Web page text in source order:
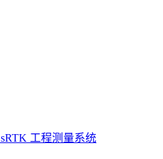
sRTK 工程测量系统